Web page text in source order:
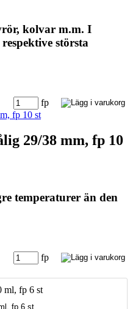
kolvar m.m. I
största
fp
29/38 mm, fp 10
temperaturer än den
fp
fp 6 st